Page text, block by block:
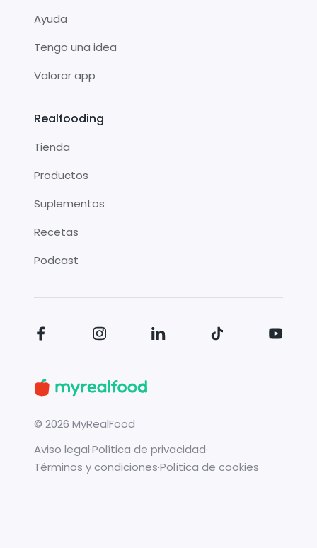
Ayuda
Tengo una idea
Valorar app
Realfooding
Tienda
Productos
Suplementos
Recetas
Podcast
© 2026 MyRealFood
Aviso legal·Política de privacidad·
Términos y condiciones·Política de cookies